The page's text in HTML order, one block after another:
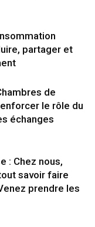
partager et
de
le rôle du
échanges
: Chez nous,
savoir faire
prendre les